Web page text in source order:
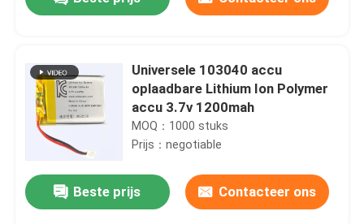
Universele 103040 accu
oplaadbare Lithium Ion Polymer
accu 3.7v 1200mah
MOQ：1000 stuks
Prijs：negotiable
Beste prijs Contacteer ons